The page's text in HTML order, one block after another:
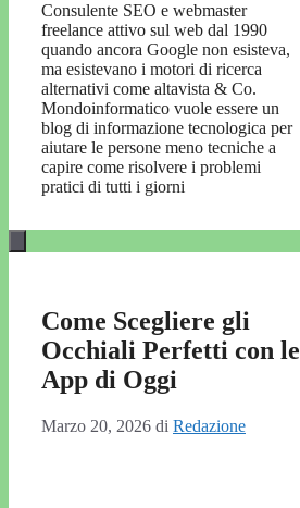
Consulente SEO e webmaster
freelance attivo sul web dal 1990
quando ancora Google non esisteva,
ma esistevano i motori di ricerca
alternativi come altavista & Co.
Mondoinformatico vuole essere un
blog di informazione tecnologica per
aiutare le persone meno tecniche a
capire come risolvere i problemi
pratici di tutti i giorni
Come Scegliere gli
Occhiali Perfetti con le
App di Oggi
Marzo 20, 2026 di Redazione